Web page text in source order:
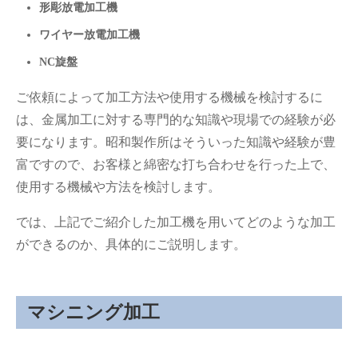
形彫放電加工機
ワイヤー放電加工機
NC旋盤
ご依頼によって加工方法や使用する機械を検討するに
は、金属加工に対する専門的な知識や現場での経験が必
要になります。昭和製作所はそういった知識や経験が豊
富ですので、お客様と綿密な打ち合わせを行った上で、
使用する機械や方法を検討します。
では、上記でご紹介した加工機を用いてどのような加工
ができるのか、具体的にご説明します。
マシニング加工